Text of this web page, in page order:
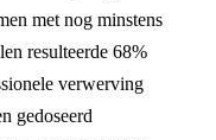
met nog minstens
resulteerde 68%
verwerving
gedoseerd